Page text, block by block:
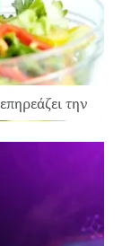
την